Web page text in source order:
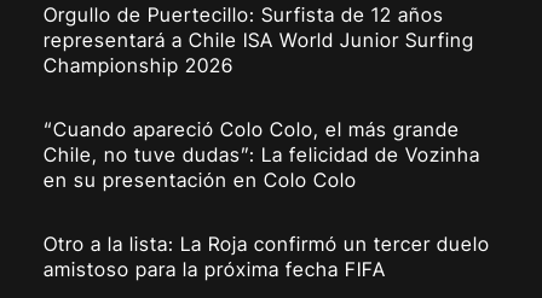
Orgullo de Puertecillo: Surfista de 12 años
representará a Chile ISA World Junior Surfing
Championship 2026
“Cuando apareció Colo Colo, el más grande
Chile, no tuve dudas”: La felicidad de Vozinha
en su presentación en Colo Colo
Otro a la lista: La Roja confirmó un tercer duelo
amistoso para la próxima fecha FIFA